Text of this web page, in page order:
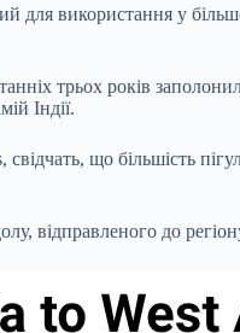
використання у
трьох років
Індії.
що більшість
відправленого до